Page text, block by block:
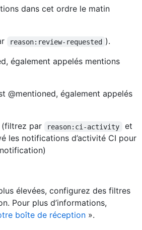
dans cet ordre le matin
reason:review-requested ).
également appelés mentions
@mentioned, également appelés
(filtrez par
reason:ci-activity et
les notifications d’activité CI pour
élevées, configurez des filtres
Pour plus d’informations,
boîte de réception ».